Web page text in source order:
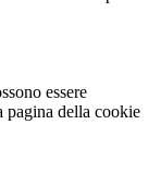
essere
pagina della cookie